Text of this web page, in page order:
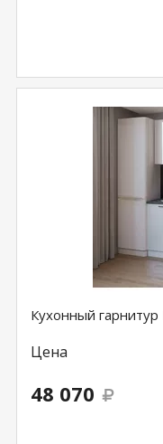
Кухонный
Цена
48 070